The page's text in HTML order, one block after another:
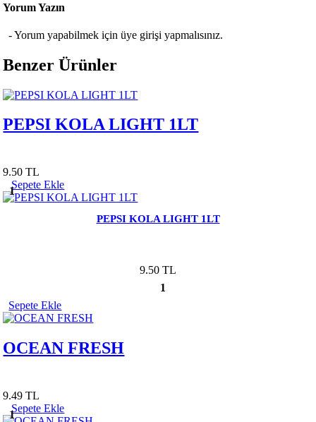
Yorum Yazın
- Yorum yapabilmek için üye girişi yapmalısınız.
Benzer Ürünler
PEPSI KOLA LIGHT 1LT
9.50 TL
1
Sepete Ekle
PEPSI KOLA LIGHT 1LT
9.50 TL
1
Sepete Ekle
OCEAN FRESH
9.49 TL
1
Sepete Ekle